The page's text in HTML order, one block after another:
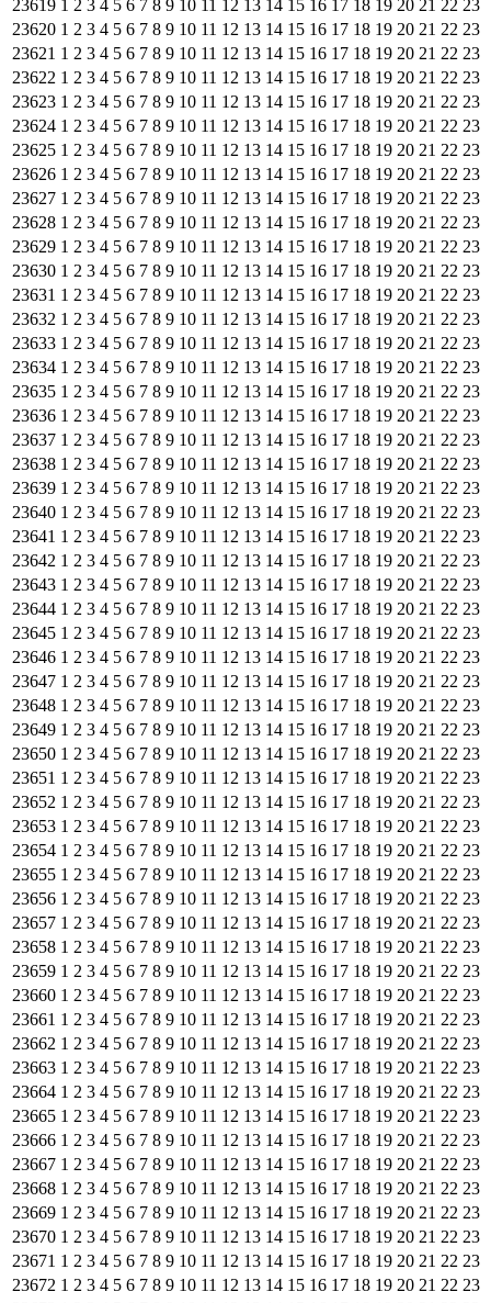
23619 1 2 3 4 5 6 7 8 9 10 11 12 13 14 15 16 17 18 19 20 21 22 23
23620 1 2 3 4 5 6 7 8 9 10 11 12 13 14 15 16 17 18 19 20 21 22 23
23621 1 2 3 4 5 6 7 8 9 10 11 12 13 14 15 16 17 18 19 20 21 22 23
23622 1 2 3 4 5 6 7 8 9 10 11 12 13 14 15 16 17 18 19 20 21 22 23
23623 1 2 3 4 5 6 7 8 9 10 11 12 13 14 15 16 17 18 19 20 21 22 23
23624 1 2 3 4 5 6 7 8 9 10 11 12 13 14 15 16 17 18 19 20 21 22 23
23625 1 2 3 4 5 6 7 8 9 10 11 12 13 14 15 16 17 18 19 20 21 22 23
23626 1 2 3 4 5 6 7 8 9 10 11 12 13 14 15 16 17 18 19 20 21 22 23
23627 1 2 3 4 5 6 7 8 9 10 11 12 13 14 15 16 17 18 19 20 21 22 23
23628 1 2 3 4 5 6 7 8 9 10 11 12 13 14 15 16 17 18 19 20 21 22 23
23629 1 2 3 4 5 6 7 8 9 10 11 12 13 14 15 16 17 18 19 20 21 22 23
23630 1 2 3 4 5 6 7 8 9 10 11 12 13 14 15 16 17 18 19 20 21 22 23
23631 1 2 3 4 5 6 7 8 9 10 11 12 13 14 15 16 17 18 19 20 21 22 23
23632 1 2 3 4 5 6 7 8 9 10 11 12 13 14 15 16 17 18 19 20 21 22 23
23633 1 2 3 4 5 6 7 8 9 10 11 12 13 14 15 16 17 18 19 20 21 22 23
23634 1 2 3 4 5 6 7 8 9 10 11 12 13 14 15 16 17 18 19 20 21 22 23
23635 1 2 3 4 5 6 7 8 9 10 11 12 13 14 15 16 17 18 19 20 21 22 23
23636 1 2 3 4 5 6 7 8 9 10 11 12 13 14 15 16 17 18 19 20 21 22 23
23637 1 2 3 4 5 6 7 8 9 10 11 12 13 14 15 16 17 18 19 20 21 22 23
23638 1 2 3 4 5 6 7 8 9 10 11 12 13 14 15 16 17 18 19 20 21 22 23
23639 1 2 3 4 5 6 7 8 9 10 11 12 13 14 15 16 17 18 19 20 21 22 23
23640 1 2 3 4 5 6 7 8 9 10 11 12 13 14 15 16 17 18 19 20 21 22 23
23641 1 2 3 4 5 6 7 8 9 10 11 12 13 14 15 16 17 18 19 20 21 22 23
23642 1 2 3 4 5 6 7 8 9 10 11 12 13 14 15 16 17 18 19 20 21 22 23
23643 1 2 3 4 5 6 7 8 9 10 11 12 13 14 15 16 17 18 19 20 21 22 23
23644 1 2 3 4 5 6 7 8 9 10 11 12 13 14 15 16 17 18 19 20 21 22 23
23645 1 2 3 4 5 6 7 8 9 10 11 12 13 14 15 16 17 18 19 20 21 22 23
23646 1 2 3 4 5 6 7 8 9 10 11 12 13 14 15 16 17 18 19 20 21 22 23
23647 1 2 3 4 5 6 7 8 9 10 11 12 13 14 15 16 17 18 19 20 21 22 23
23648 1 2 3 4 5 6 7 8 9 10 11 12 13 14 15 16 17 18 19 20 21 22 23
23649 1 2 3 4 5 6 7 8 9 10 11 12 13 14 15 16 17 18 19 20 21 22 23
23650 1 2 3 4 5 6 7 8 9 10 11 12 13 14 15 16 17 18 19 20 21 22 23
23651 1 2 3 4 5 6 7 8 9 10 11 12 13 14 15 16 17 18 19 20 21 22 23
23652 1 2 3 4 5 6 7 8 9 10 11 12 13 14 15 16 17 18 19 20 21 22 23
23653 1 2 3 4 5 6 7 8 9 10 11 12 13 14 15 16 17 18 19 20 21 22 23
23654 1 2 3 4 5 6 7 8 9 10 11 12 13 14 15 16 17 18 19 20 21 22 23
23655 1 2 3 4 5 6 7 8 9 10 11 12 13 14 15 16 17 18 19 20 21 22 23
23656 1 2 3 4 5 6 7 8 9 10 11 12 13 14 15 16 17 18 19 20 21 22 23
23657 1 2 3 4 5 6 7 8 9 10 11 12 13 14 15 16 17 18 19 20 21 22 23
23658 1 2 3 4 5 6 7 8 9 10 11 12 13 14 15 16 17 18 19 20 21 22 23
23659 1 2 3 4 5 6 7 8 9 10 11 12 13 14 15 16 17 18 19 20 21 22 23
23660 1 2 3 4 5 6 7 8 9 10 11 12 13 14 15 16 17 18 19 20 21 22 23
23661 1 2 3 4 5 6 7 8 9 10 11 12 13 14 15 16 17 18 19 20 21 22 23
23662 1 2 3 4 5 6 7 8 9 10 11 12 13 14 15 16 17 18 19 20 21 22 23
23663 1 2 3 4 5 6 7 8 9 10 11 12 13 14 15 16 17 18 19 20 21 22 23
23664 1 2 3 4 5 6 7 8 9 10 11 12 13 14 15 16 17 18 19 20 21 22 23
23665 1 2 3 4 5 6 7 8 9 10 11 12 13 14 15 16 17 18 19 20 21 22 23
23666 1 2 3 4 5 6 7 8 9 10 11 12 13 14 15 16 17 18 19 20 21 22 23
23667 1 2 3 4 5 6 7 8 9 10 11 12 13 14 15 16 17 18 19 20 21 22 23
23668 1 2 3 4 5 6 7 8 9 10 11 12 13 14 15 16 17 18 19 20 21 22 23
23669 1 2 3 4 5 6 7 8 9 10 11 12 13 14 15 16 17 18 19 20 21 22 23
23670 1 2 3 4 5 6 7 8 9 10 11 12 13 14 15 16 17 18 19 20 21 22 23
23671 1 2 3 4 5 6 7 8 9 10 11 12 13 14 15 16 17 18 19 20 21 22 23
23672 1 2 3 4 5 6 7 8 9 10 11 12 13 14 15 16 17 18 19 20 21 22 23